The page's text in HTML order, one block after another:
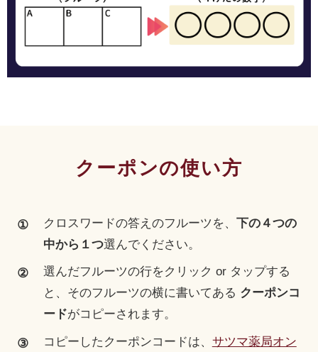
クーポンの使い方
① クロスワードの答えのフルーツを、 下の４つの
中から１つ選んでください。
②
選んだフルーツの行をクリック or タップする
と、そのフルーツの横に書いてある クーポンコ
ードがコピーされます。
③ コピーしたクーポンコードは、 サツマ薬局オン